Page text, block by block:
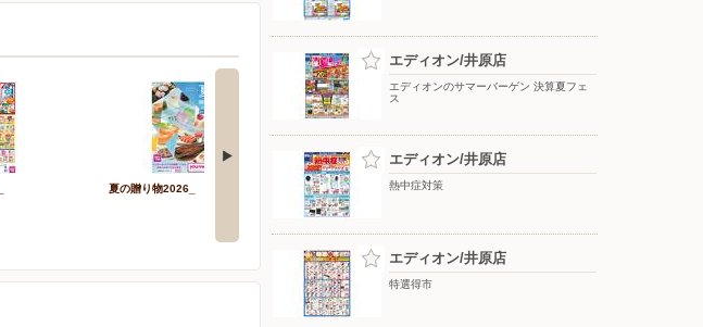
夏の贈り物2026_ 生活旬祭 夏号 VOL.155_
エディオン/井原店
エディオンのサマーバーゲン 決算夏フェ
ス
エディオン/井原店
熱中症対策
エディオン/井原店
特選得市